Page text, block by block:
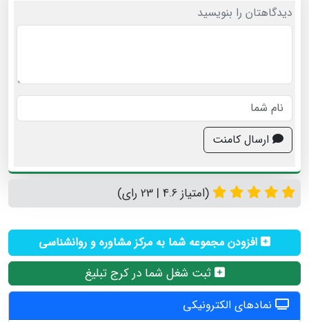
دیدگاهتان را بنویسید
ارسال کامنت
(امتیاز 4.6 | 23 رای)
افزودن مجموعه شما به مرکز مشاوره و روانشناسی
ثبت شغل شما در کرج تبلیغ
نمادهای الکترونیکی